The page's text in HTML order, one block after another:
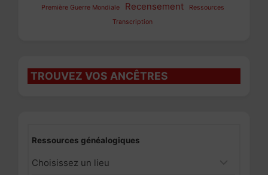
Première Guerre Mondiale Recensement
Ressources
Transcription
TROUVEZ VOS ANCÊTRES
Ressources généalogiques